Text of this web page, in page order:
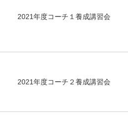
2021年度コーチ１養成講習会
2021年度コーチ２養成講習会